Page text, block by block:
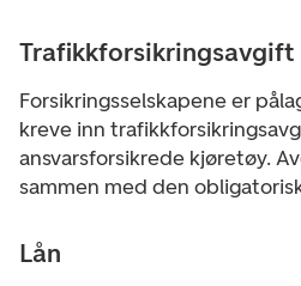
Trafikkforsikringsavgift
Forsikringsselskapene er
kreve inn
ansvarsforsikrede kjøretøy.
sammen med den
Lån